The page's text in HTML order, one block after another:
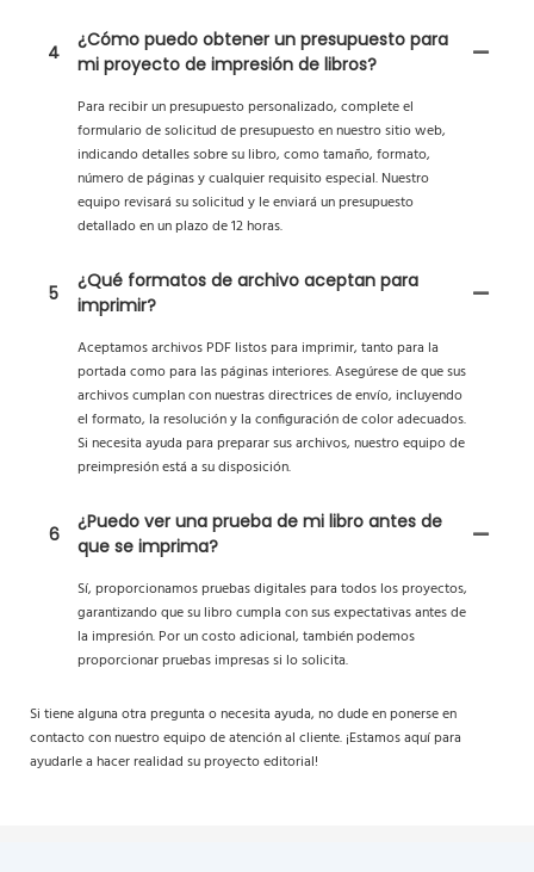
4
¿Cómo puedo obtener un presupuesto para
mi proyecto de impresión de libros?
Para recibir un presupuesto personalizado, complete el
formulario de solicitud de presupuesto en nuestro sitio web,
indicando detalles sobre su libro, como tamaño, formato,
número de páginas y cualquier requisito especial. Nuestro
equipo revisará su solicitud y le enviará un presupuesto
detallado en un plazo de 12 horas.
5
¿Qué formatos de archivo aceptan para
imprimir?
Aceptamos archivos PDF listos para imprimir, tanto para la
portada como para las páginas interiores. Asegúrese de que sus
archivos cumplan con nuestras directrices de envío, incluyendo
el formato, la resolución y la configuración de color adecuados.
Si necesita ayuda para preparar sus archivos, nuestro equipo de
preimpresión está a su disposición.
6
¿Puedo ver una prueba de mi libro antes de
que se imprima?
Sí, proporcionamos pruebas digitales para todos los proyectos,
garantizando que su libro cumpla con sus expectativas antes de
la impresión. Por un costo adicional, también podemos
proporcionar pruebas impresas si lo solicita.
Si tiene alguna otra pregunta o necesita ayuda, no dude en ponerse en
contacto con nuestro equipo de atención al cliente. ¡Estamos aquí para
ayudarle a hacer realidad su proyecto editorial!